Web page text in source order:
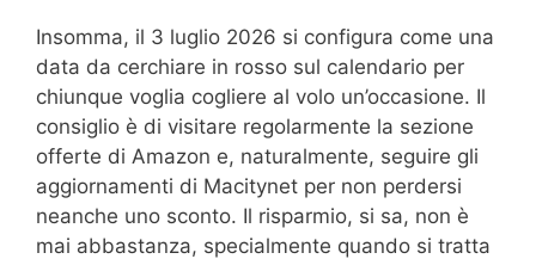
Insomma, il 3 luglio 2026 si configura come una
data da cerchiare in rosso sul calendario per
chiunque voglia cogliere al volo un’occasione. Il
consiglio è di visitare regolarmente la sezione
offerte di Amazon e, naturalmente, seguire gli
aggiornamenti di Macitynet per non perdersi
neanche uno sconto. Il risparmio, si sa, non è
mai abbastanza, specialmente quando si tratta